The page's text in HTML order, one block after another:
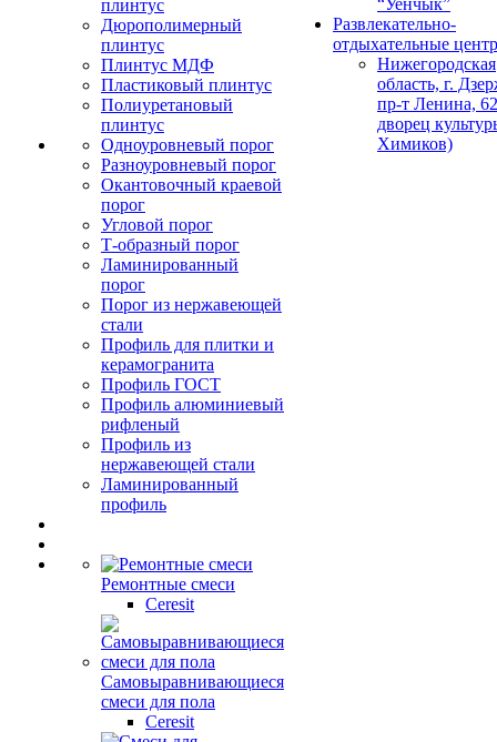
плинтус
Дюрополимерный
плинтус
Плинтус МДФ
Пластиковый плинтус
Полиуретановый
плинтус
Одноуровневый порог
Разноуровневый порог
Окантовочный краевой
порог
Угловой порог
Т-образный порог
Ламинированный
порог
Порог из нержавеющей
стали
Профиль для плитки и
керамогранита
Профиль ГОСТ
Профиль алюминиевый
рифленый
Профиль из
нержавеющей стали
Ламинированный
профиль
Ремонтные смеси
Ceresit
Самовыравнивающиеся
смеси для пола
Ceresit
“Уенчык”
Развлекательно-
отдыхательные
Нижегородская
область, г.
пр-т Ленина,
дворец
Химиков)